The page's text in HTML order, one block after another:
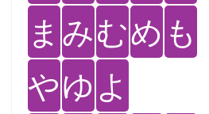
ま みむめ も
やゆ よ